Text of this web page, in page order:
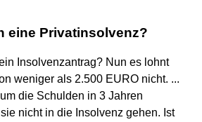
eine Privatinsolvenz?
Insolvenzantrag? Nun es lohnt
weniger als 2.500 EURO nicht. ...
die Schulden in 3 Jahren
nicht in die Insolvenz gehen. Ist